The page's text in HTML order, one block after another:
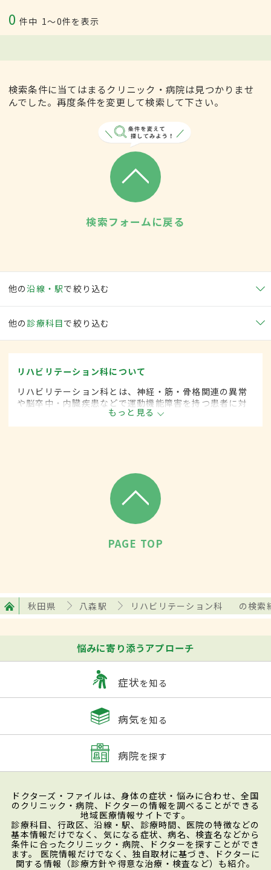
0 件中 1〜0件を表示
検索条件に当てはまるクリニック・病院は見つかりませ
んでした。再度条件を変更して検索して下さい。
検索フォームに戻る
他の沿線・駅で絞り込む
他の 診療科目で絞り込む
リハビリテーション科について
リハビリテーション科とは、神経・筋・骨格関連の異常
や脳卒中・内臓疾患などで運動機能障害を持つ患者に対
して、失われた機能の回復や残存能力の維持を目的とし
て、診断・治療します。
もっと見る
PAGE TOP
秋田県 八森駅 リハビリテーション科 の検索
悩みに寄り添うアプローチ
症状を知る
病気を知る
病院を探す
ドクターズ・ファイルは、身体の症状・悩みに合わせ、全国
のクリニック・病院、ドクターの情報を調べることができる
地域医療情報サイトです。
診療科目、行政区、沿線・駅、診療時間、医院の特徴などの
基本情報だけでなく、気になる症状、病名、検査名などから
条件に合ったクリニック・病院、ドクターを探すことができ
ます。 医院情報だけでなく、独自取材に基づき、ドクターに
関する情報（診療方針や得意な治療・検査など）も紹介。